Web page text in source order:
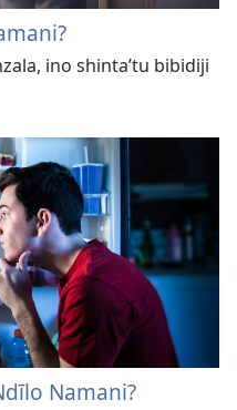
ino shinta’tu bibidiji
Namani?